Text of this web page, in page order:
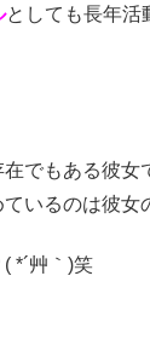
としても長年活
でもある彼女
いるのは彼女
*´艸｀)笑